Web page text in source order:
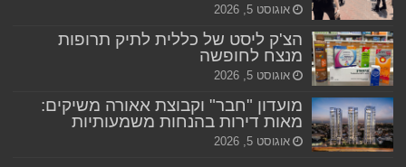
אוגוסט 5, 2026
הצ'ק ליסט של כללית לתיק תרופות
מנצח לחופשה
אוגוסט 5, 2026
מועדון "חבר" וקבוצת אאורה משיקים:
מאות דירות בהנחות משמעותיות
אוגוסט 5, 2026